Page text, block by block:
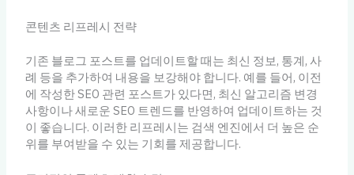
콘텐츠 리프레시 전략
기존 블로그 포스트를 업데이트할 때는 최신 정보, 통계, 사
례 등을 추가하여 내용을 보강해야 합니다. 예를 들어, 이전
에 작성한 SEO 관련 포스트가 있다면, 최신 알고리즘 변경
사항이나 새로운 SEO 트렌드를 반영하여 업데이트하는 것
이 좋습니다. 이러한 리프레시는 검색 엔진에서 더 높은 순
위를 부여받을 수 있는 기회를 제공합니다.